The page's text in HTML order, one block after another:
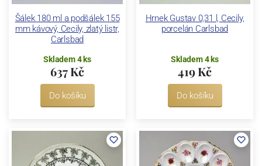
Šálek 180 ml a podšálek 155
mm kávový, Cecily, zlatý listr,
Carlsbad
Skladem 4 ks
637 Kč
Do košíku
Hrnek Gustav 0,31 l, Cecily,
porcelán Carlsbad
Skladem 4 ks
419 Kč
Do košíku